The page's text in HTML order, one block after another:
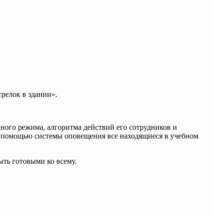
в здании».
режима, алгоритма действий его сотрудников и
системы оповещения все находящиеся в учебном
готовыми ко всему.